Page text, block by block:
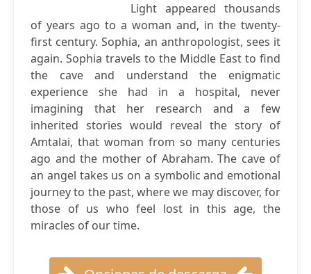
Light appeared thousands
of years ago to a woman and, in the twenty-
first century. Sophia, an anthropologist, sees it
again. Sophia travels to the Middle East to find
the cave and understand the enigmatic
experience she had in a hospital, never
imagining that her research and a few
inherited stories would reveal the story of
Amtalai, that woman from so many centuries
ago and the mother of Abraham. The cave of
an angel takes us on a symbolic and emotional
journey to the past, where we may discover, for
those of us who feel lost in this age, the
miracles of our time.